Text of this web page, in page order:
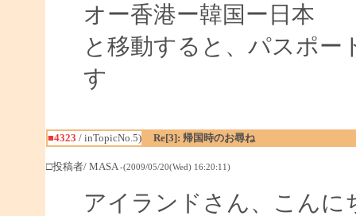
オー香港ー韓国ー日本
と移動すると、パスポー
す
■4323 / inTopicNo.5) Re[3]: 帰国時のお尋ね
□投稿者/ MASA-(2009/05/20(Wed) 16:20:11)
アイランドさん、こんに